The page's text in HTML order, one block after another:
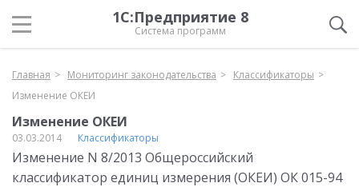
1С:Предприятие 8
Система программ
Главная Мониторинг законодательства
Классификаторы
Изменение ОКЕИ
Изменение ОКЕИ
03.03.2014 Классификаторы
Изменение N 8/2013 Общероссийский
классификатор единиц измерения (ОКЕИ) ОК 015-94